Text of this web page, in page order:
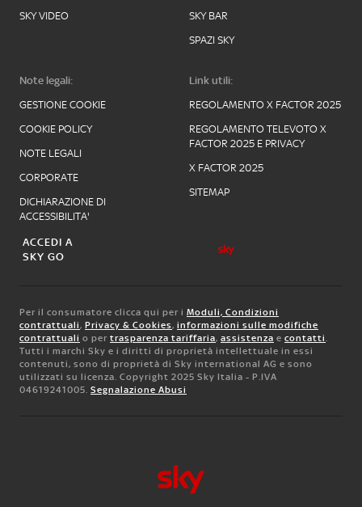
SKY VIDEO
SKY BAR
SPAZI SKY
Note legali:
GESTIONE COOKIE
COOKIE POLICY
NOTE LEGALI
CORPORATE
DICHIARAZIONE DI
ACCESSIBILITA'
Link utili:
REGOLAMENTO X FACTOR 2025
REGOLAMENTO TELEVOTO X
FACTOR 2025 E PRIVACY
X FACTOR 2025
SITEMAP
ACCEDI A
SKY GO
Per il consumatore clicca qui per i Moduli, Condizioni
contrattuali, Privacy & Cookies, informazioni sulle modifiche
contrattuali o per trasparenza tariffaria, assistenza e contatti.
Tutti i marchi Sky e i diritti di proprietà intellettuale in essi
contenuti, sono di proprietà di Sky international AG e sono
utilizzati su licenza. Copyright 2025 Sky Italia - P.IVA
04619241005. Segnalazione Abusi